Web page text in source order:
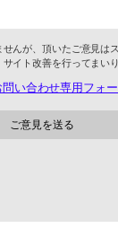
んが、頂いたご意見は
イト改善を行ってまいり
問い合わせ専用フォ